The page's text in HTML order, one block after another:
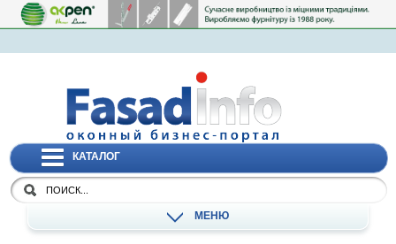
КАТАЛОГ
МЕНЮ